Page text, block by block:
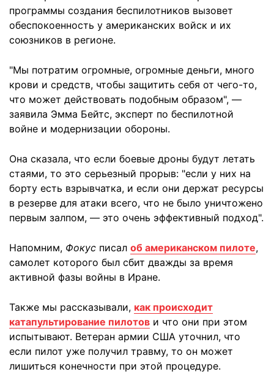
программы создания беспилотников вызовет
обеспокоенность у американских войск и их
союзников в регионе.
"Мы потратим огромные, огромные деньги, много
крови и средств, чтобы защитить себя от чего-то,
что может действовать подобным образом", —
заявила Эмма Бейтс, эксперт по беспилотной
войне и модернизации обороны.
Она сказала, что если боевые дроны будут летать
стаями, то это серьезный прорыв: "если у них на
борту есть взрывчатка, и если они держат ресурсы
в резерве для атаки всего, что не было уничтожено
первым залпом, — это очень эффективный подход".
Напомним, Фокус писал об американском пилоте,
самолет которого был сбит дважды за время
активной фазы войны в Иране.
Также мы рассказывали, как происходит
катапультирование пилотов и что они при этом
испытывают. Ветеран армии США уточнил, что
если пилот уже получил травму, то он может
лишиться конечности при этой процедуре.